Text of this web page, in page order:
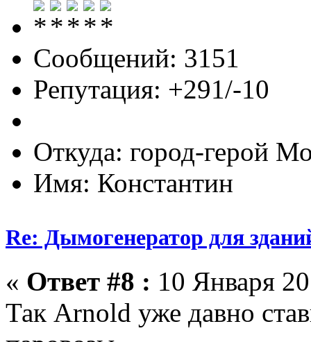
Сообщений: 3151
Репутация: +291/-10
Откуда: город-герой
Имя: Константин
Re: Дымогенератор для
« Ответ #8 : 10 Января
Так Arnold уже давно